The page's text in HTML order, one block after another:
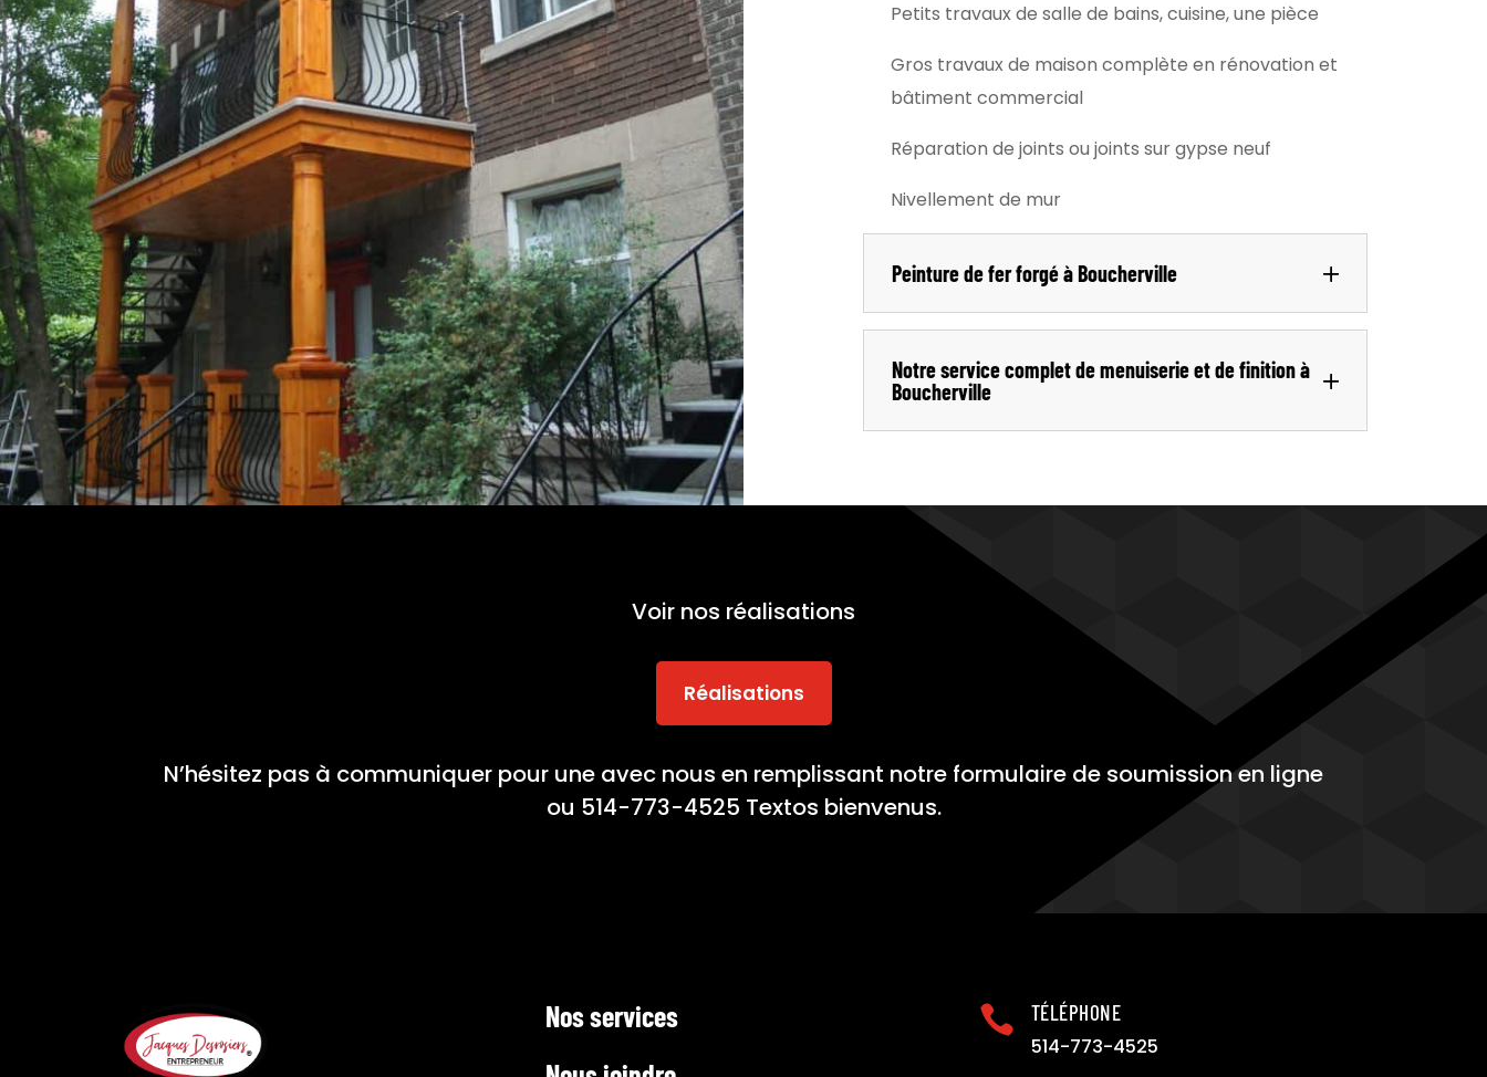
Petits travaux de salle de bains, cuisine, une pièce
Gros travaux de maison complète en rénovation et
bâtiment commercial
Réparation de joints ou joints sur gypse neuf
Nivellement de mur
Peinture de fer forgé à Boucherville
Notre service complet de menuiserie et de finition à
Boucherville
Voir nos réalisations
Réalisations
N’hésitez pas à communiquer pour une avec nous en remplissant notre formulaire de soumission en ligne
ou 514-773-4525 Textos bienvenus.
Nos services

TÉLÉPHONE
514-773-4525